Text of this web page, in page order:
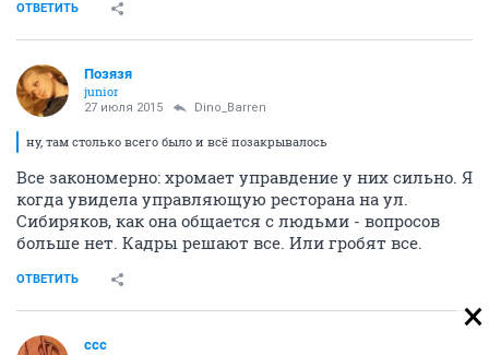
ОТВЕТИТЬ
Позязя
junior
27 июля 2015 Dino_Barren
ну, там столько всего было и всё позакрывалось
Все закономерно: хромает управдение у них сильно. Я
когда увидела управляющую ресторана на ул.
Сибиряков, как она общается с людьми - вопросов
больше нет. Кадры решают все. Или гробят все.
ОТВЕТИТЬ
ссс